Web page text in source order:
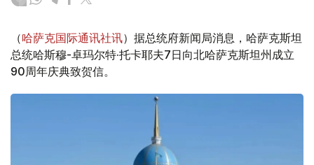
（哈萨克国际通讯社讯）据总统府新闻局消息，哈萨克斯坦
总统哈斯穆-卓玛尔特·托卡耶夫7日向北哈萨克斯坦州成立
90周年庆典致贺信。